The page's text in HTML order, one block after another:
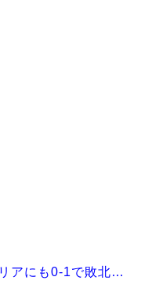
アにも0-1で敗北…